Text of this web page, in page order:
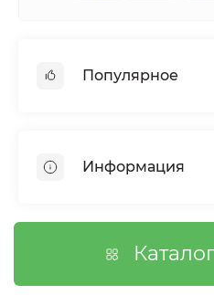
Популярное
Сетка шпалерная
Сетка затеняющая
Информация